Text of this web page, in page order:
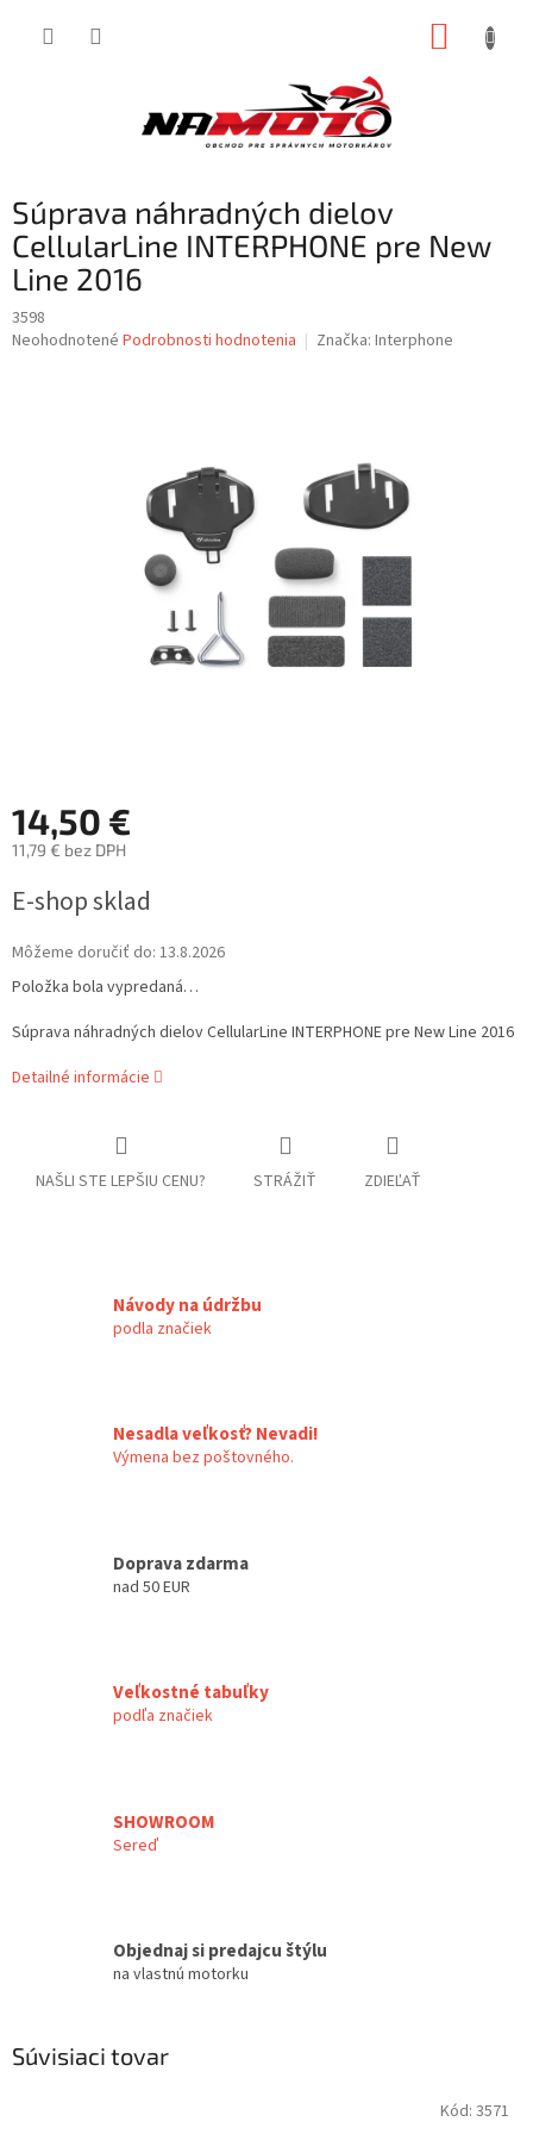
Súprava náhradných dielov
CellularLine INTERPHONE pre New
Line 2016
3598
Priemerné
Neohodnotené Podrobnosti hodnotenia Značka: Interphone
14,50 €
11,79 € bez DPH
cena:
E-shop sklad
Môžeme doručiť do: 13.8.2026
Položka bola vypredaná…
Súprava náhradných dielov CellularLine INTERPHONE pre New Line 2016
Detailné informácie
NAŠLI STE LEPŠIU CENU? STRÁŽIŤ ZDIEĽAŤ
Návody na údržbu
podla značiek
Nesadla veľkosť? Nevadi!
Výmena bez poštovného.
Doprava zdarma
nad 50 EUR
Veľkostné tabuľky
podľa značiek
SHOWROOM
Sereď
Objednaj si predajcu štýlu
na vlastnú motorku
Súvisiaci tovar
Kód: 3571